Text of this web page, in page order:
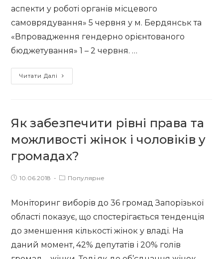
аспекти у роботі органів місцевого
самоврядування» 5 червня у м. Бердянськ та
«Впровадження гендерно орієнтованого
бюджетування» 1 – 2 червня. …
Читати Далі
гендерний
медійний
марафон
два
тренінги
Як забезпечити рівні права та
можливості жінок і чоловіків у
громадах?
Post10.06.2018
PostПопулярне
Моніторинг виборів до 36 громад Запорізької
області показує, що спостерігається тенденція
до зменшення кількості жінок у владі. На
даний момент, 42% депутатів і 20% голів